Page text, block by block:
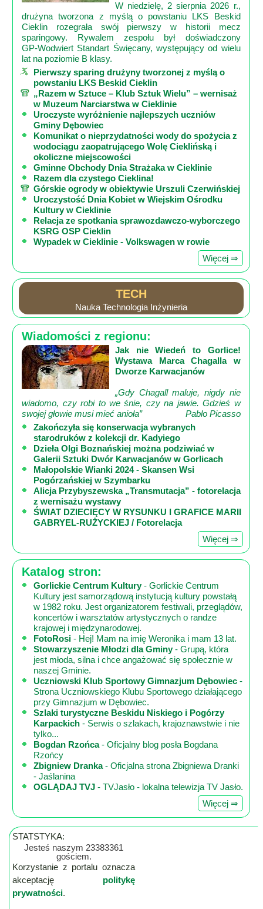
W niedzielę, 2 sierpnia 2026 r.,
drużyna tworzona z myślą o powstaniu LKS Beskid
Cieklin rozegrała swój pierwszy w historii mecz
sparingowy. Rywalem zespołu był doświadczony
GP‑Wodwiert Standart Święcany, występujący od wielu
lat na poziomie B klasy.
Pierwszy sparing drużyny tworzonej z myślą o
powstaniu LKS Beskid Cieklin
„Razem w Sztuce – Klub Sztuk Wielu” – wernisaż
w Muzeum Narciarstwa w Cieklinie
Uroczyste wyróżnienie najlepszych uczniów
Gminy Dębowiec
Komunikat o nieprzydatności wody do spożycia z
wodociągu zaopatrującego Wolę Cieklińską i
okoliczne miejscowości
Gminne Obchody Dnia Strażaka w Cieklinie
Razem dla czystego Cieklina!
Górskie ogrody w obiektywie Urszuli Czerwińskiej
Uroczystość Dnia Kobiet w Wiejskim Ośrodku
Kultury w Cieklinie
Relacja ze spotkania sprawozdawczo-wyborczego
KSRG OSP Cieklin
Wypadek w Cieklinie - Volkswagen w rowie
Więcej ⇒
TECH
Nauka Technologia Inżynieria
Wiadomości z regionu:
Jak nie Wiedeń to Gorlice!
Wystawa Marca Chagalla w
Dworze Karwacjanów
„Gdy Chagall maluje, nigdy nie
wiadomo, czy robi to we śnie, czy na jawie. Gdzieś w
swojej głowie musi mieć anioła”
Pablo Picasso
Zakończyła się konserwacja wybranych
starodruków z kolekcji dr. Kadyiego
Dzieła Olgi Boznańskiej można podziwiać w
Galerii Sztuki Dwór Karwacjanów w Gorlicach
Małopolskie Wianki 2024 - Skansen Wsi
Pogórzańskiej w Szymbarku
Alicja Przybyszewska „Transmutacja” - fotorelacja
z wernisażu wystawy
ŚWIAT DZIECIĘCY W RYSUNKU I GRAFICE MARII
GABRYEL-RUŻYCKIEJ / Fotorelacja
Więcej ⇒
Katalog stron:
Gorlickie Centrum Kultury- Gorlickie Centrum
Kultury jest samorządową instytucją kultury powstałą
w 1982 roku. Jest organizatorem festiwali, przeglądów,
koncertów i warsztatów artystycznych o randze
krajowej i międzynarodowej.
FotoRosi - Hej! Mam na imię Weronika i mam 13 lat.
Stowarzyszenie Młodzi dla Gminy- Grupą, która
jest młoda, silna i chce angażować się społecznie w
naszej Gminie.
Uczniowski Klub Sportowy Gimnazjum Dębowiec -
Strona Uczniowskiego Klubu Sportowego działającego
przy Gimnazjum w Dębowiec.
Szlaki turystyczne Beskidu Niskiego i Pogórzy
Karpackich - Serwis o szlakach, krajoznawstwie i nie
tylko...
Bogdan Rzońca- Oficjalny blog posła Bogdana
Rzońcy
Zbigniew Dranka- Oficjalna strona Zbigniewa Dranki
- Jaślanina
OGLĄDAJ TVJ - TVJasło - lokalna telewizja TV Jasło.
Więcej ⇒
STATSTYKA:
Jesteś naszym 23383361
gościem.
Korzystanie z portalu oznacza
akceptację politykę
prywatności.